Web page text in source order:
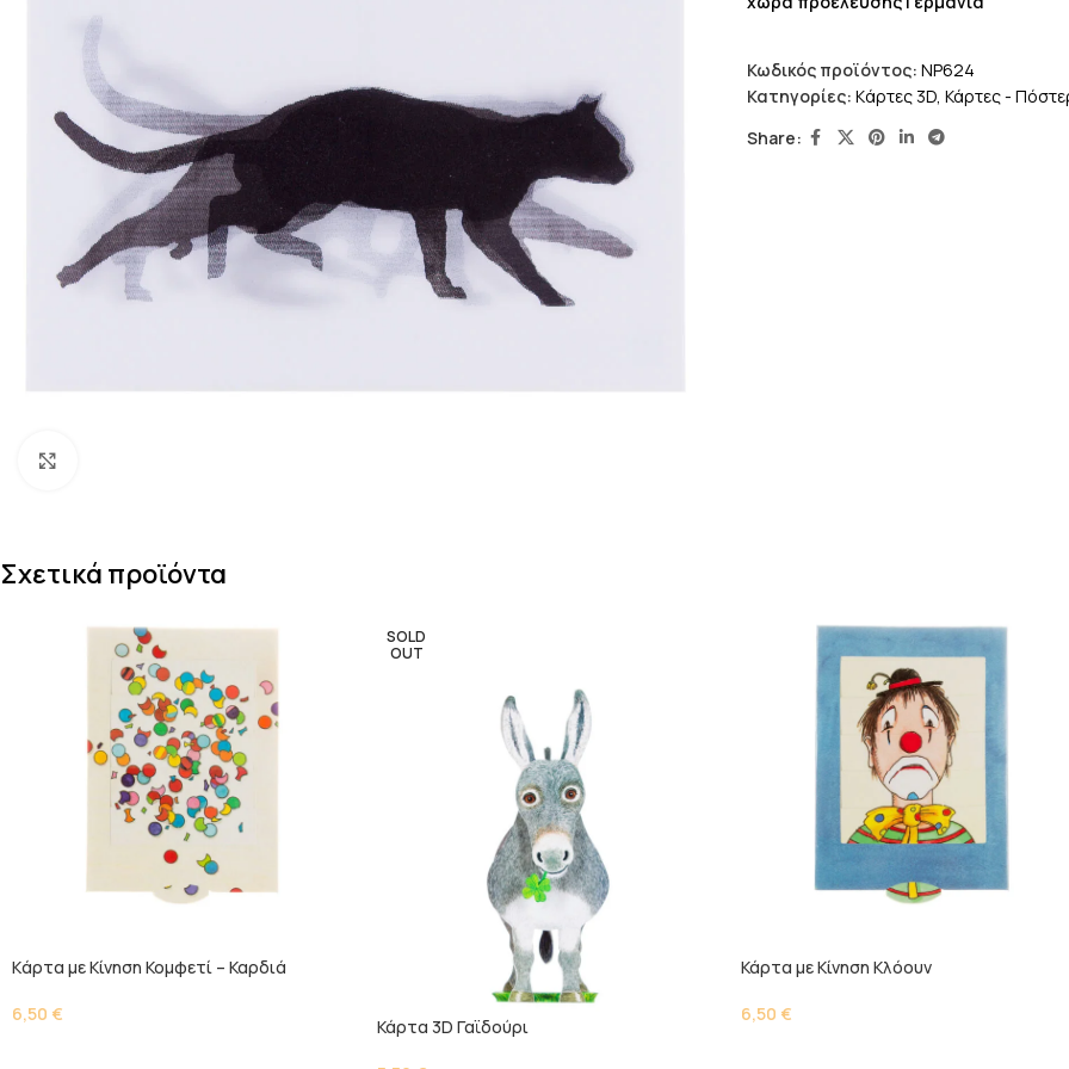
Κωδικός προϊόντος: NP624
Κατηγορίες: Kάρτες 3D, Κάρτες -
Share:
Σχετικά προϊόντα
Kάρτα με Κίνηση Κομφετί – Καρδιά
6,50 €
SOLD
OUT
Κάρτα 3D Γαϊδούρι
Κάρτα με Κίνηση Kλόουν
6,50 €